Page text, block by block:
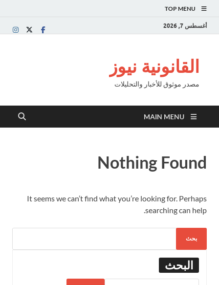
TOP MENU
أغسطس 7, 2026
القانونية نيوز
مصدر موثوق للأخبار والتحليلات
MAIN MENU
Nothing Found
It seems we can’t find what you’re looking for. Perhaps
searching can help.
البحث